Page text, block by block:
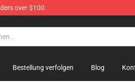
over $100
Bestellung verfolgen Blog